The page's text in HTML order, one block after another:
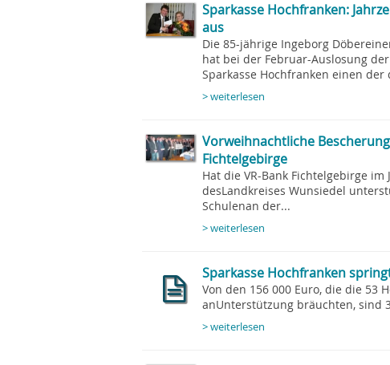
Sparkasse Hochfranken:
aus
Die 85-jährige Ingeborg
hat bei der Februar-Auslosung
Sparkasse Hochfranken einen der
> weiterlesen
Vorweihnachtliche
Fichtelgebirge
Hat die VR-Bank Fichtelgebirge
desLandkreises Wunsiedel
Schulenan der...
> weiterlesen
Sparkasse Hochfranken
Von den 156 000 Euro, die die 53
anUnterstützung bräuchten, sind
> weiterlesen